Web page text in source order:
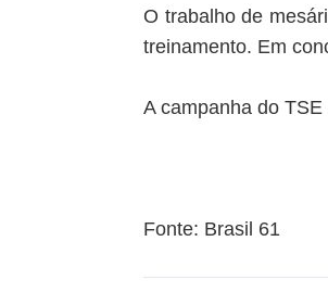
O trabalho de
treinamento. Em
A campanha do
Fonte: Brasil 61